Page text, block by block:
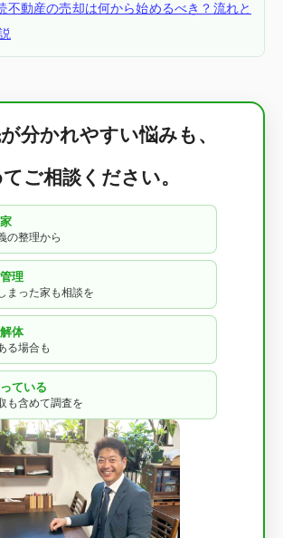
不動産の売却は何から始めるべき？流れと
分かれやすい悩みも、
ご相談ください。
の整理から
理
まった家も相談を
体
る場合も
ている
も含めて調査を